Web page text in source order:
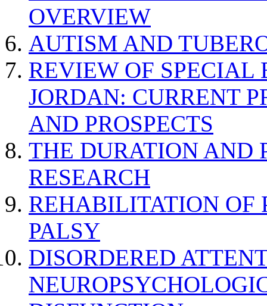
OVERVIEW
AUTISM AND
REVIEW OF SPECIAL
JORDAN: CURRENT
AND PROSPECTS
THE DURATION AND
RESEARCH
REHABILITATION OF
PALSY
DISORDERED